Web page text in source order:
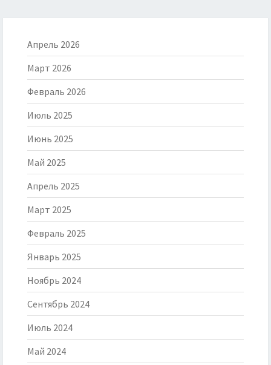
Апрель 2026
Март 2026
Февраль 2026
Июль 2025
Июнь 2025
Май 2025
Апрель 2025
Март 2025
Февраль 2025
Январь 2025
Ноябрь 2024
Сентябрь 2024
Июль 2024
Май 2024